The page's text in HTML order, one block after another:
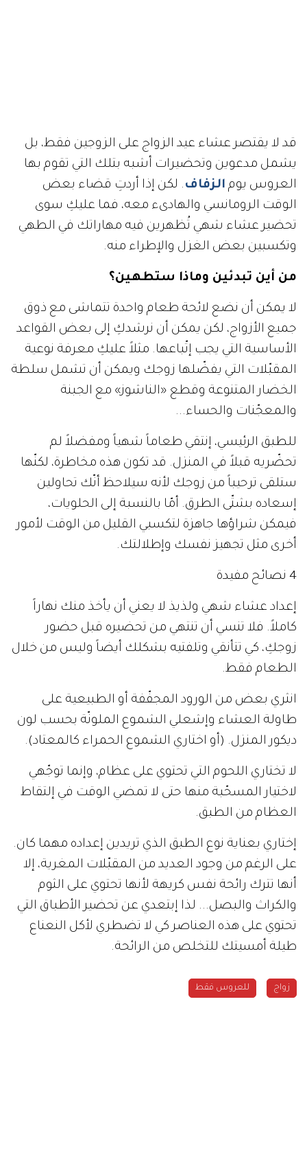
قد لا يقتصر عشاء عيد الزواج على الزوجين فقط، بل
يشمل مدعوين وتحضيرات أشبه بتلك التي تقوم بها
العروس يوم الزفاف . لكن إذا أردتِ قضاء بعض
الوقت الرومانسي والهادىء معه، فما عليكِ سوى
تحضير عشاء شهي تُظهرين فيه مهاراتك في الطهي
وتكسبين بعض الغزل والإطراء منه.
من أين تبدئين وماذا ستطهين؟
لا يمكن أن نضع لائحة طعام واحدة تتماشى مع ذوق
جميع الأزواج، لكن يمكن أن نرشدكِ إلى بعض القواعد
الأساسية التي يجب إتّباعها. مثلاً عليكِ معرفة نوعية
المقبّلات التي يفضّلها زوجك ويمكن أن تشمل سلطة
الخضار المتنوعة وقطع «الناشوز» مع الجبنة
والمعجّنات والحساء...
للطبق الرئيسي، إنتقي طعاماً شهياً ومفضلاً لم
تحضّريه قبلاً في المنزل. قد تكون هذه مخاطرة، لكنّها
ستلقى ترحيباً من زوجك لأنه سيلاحظ أنّك تحاولين
إسعاده بشتّى الطرق. أمّا بالنسبة إلى الحلويات،
فيمكن شراؤها جاهزة لتكسبي القليل من الوقت لأمور
أخرى مثل تجهيز نفسك وإطلالتك.
4 نصائح مفيدة
إعداد عشاء شهي ولذيذ لا يعني أن يأخذ منك نهاراً
كاملاً. فلا تنسي أن تنتهي من تحضيره قبل حضور
زوجكِ، كي تتأنقي وتلفتيه بشكلك أيضاً وليس من خلال
الطعام فقط.
انثري بعض من الورود المجفّفة أو الطبيعية على
طاولة العشاء وإشعلي الشموع الملونّة بحسب لون
ديكور المنزل. (أو اختاري الشموع الحمراء كالمعتاد).
لا تختاري اللحوم التي تحتوي على عظام، وإنما توجّهي
لاختيار المسحّبة منها حتى لا تمضي الوقت في إلتقاط
العظام من الطبق.
إختاري بعناية نوع الطبق الذي تريدين إعداده مهما كان.
على الرغم من وجود العديد من المقبّلات المغرية، إلا
أنها تترك رائحة نفس كريهة لأنها تحتوي على الثوم
والكراث والبصل... لذا إبتعدي عن تحضير الأطباق التي
تحتوي على هذه العناصر كي لا تضطري لأكل النعناع
طيلة أمسيتك للتخلص من الرائحة.
زواج للعروس فقط